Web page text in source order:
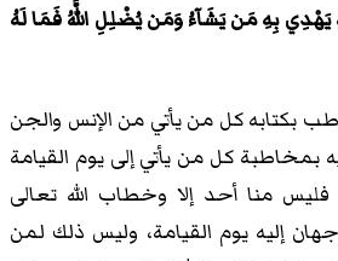
يَهْدِي بِهِ مَن يَشَآءُ وَمَن يُضْلِلِ اللَّهُ فَمَا لَهُ
بكتابه كل من يأتي من الإنس والجن
بمخاطبة كل من يأتي إلى يوم القيامة
منا أحد إلا وخطاب الله تعالى
إليه يوم القيامة، وليس ذلك لمن